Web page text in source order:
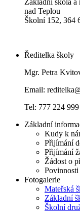
nad Teplou
Školní 152, 364
Ředitelka školy
Mgr. Petra
Email:
Tel: 777 224 999
Základní
Kudy k
Přijímání
Přijímání
Žádost o
Fotogalerie
Mateřská
Základní
Školní